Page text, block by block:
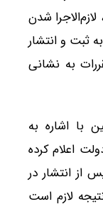
آن، لازم‌الاجرا شدن
ثبت و انتشار
به نشانی
با اشاره به
اعلام کرده
دولت اصولاً ۱۵ روز پس از انتشار در
لازم است